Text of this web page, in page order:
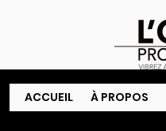
ACCUEIL À PROPOS